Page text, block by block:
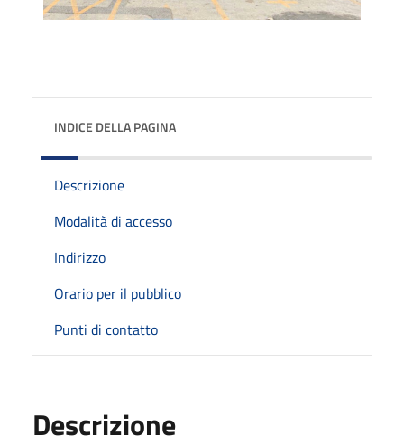
INDICE DELLA PAGINA
Descrizione
Modalità di accesso
Indirizzo
Orario per il pubblico
Punti di contatto
Descrizione